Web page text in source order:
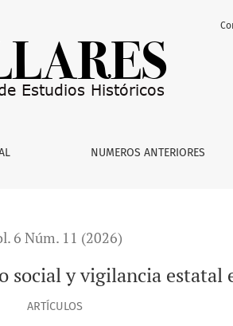
NUMEROS ANTERIORES
6 Núm. 11 (2026)
social y vigilancia estatal
ARTÍCULOS